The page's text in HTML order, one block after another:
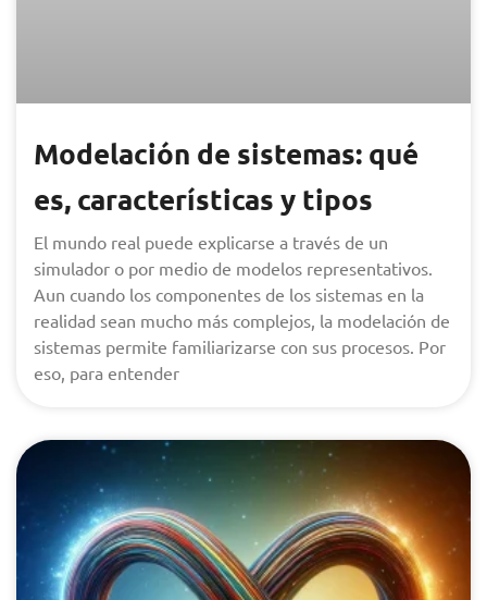
Modelación de sistemas: qué
es, características y tipos
El mundo real puede explicarse a través de un
simulador o por medio de modelos representativos.
Aun cuando los componentes de los sistemas en la
realidad sean mucho más complejos, la modelación de
sistemas permite familiarizarse con sus procesos. Por
eso, para entender